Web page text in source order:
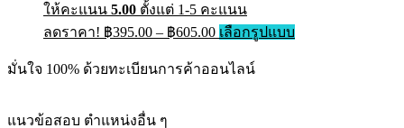
ให้คะแนน 5.00 ตั้งแต่ 1-5 คะแนน
ลดราคา! ฿395.00 – ฿605.00 เลือกรูปแบบ
มั่นใจ 100% ด้วยทะเบียนการค้าออนไลน์
แนวข้อสอบ ตำแหน่งอื่น ๆ